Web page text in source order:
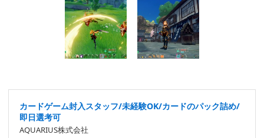
カードゲーム封入スタッフ/未経験OK/カードのパック詰め/
即日選考可
AQUARIUS株式会社